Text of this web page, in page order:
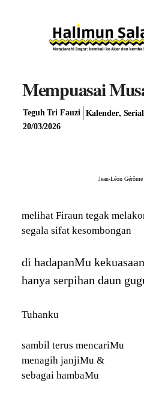
Mempuasai
Teguh Tri Fauzi Kalender,
20/03/2026
Jean-Léon
melihat Firaun tegak
segala sifat kesombongan
di hadapanMu
hanya serpihan daun
Tuhanku
sambil terus mencariMu
menagih janjiMu &
sebagai hambaMu